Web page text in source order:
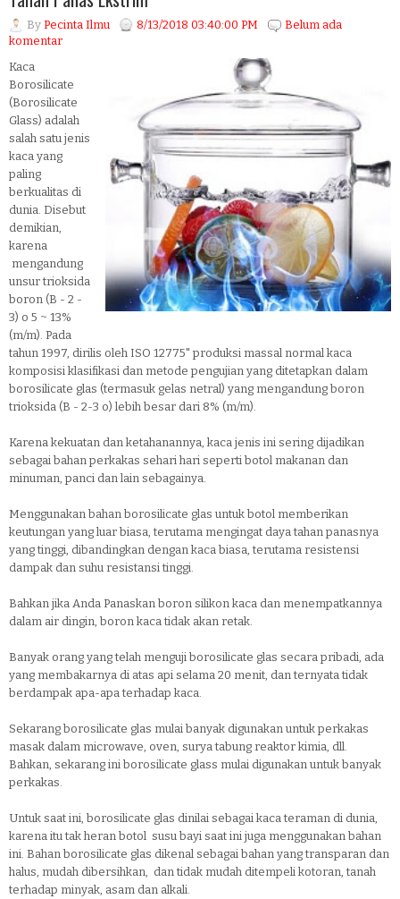
By Pecinta Ilmu 8/13/2018 03:40:00 PM
Belum ada
komentar
Kaca
Borosilicate
(Borosilicate
Glass) adalah
salah satu jenis
kaca yang
paling
berkualitas di
dunia. Disebut
demikian,
karena
mengandung
unsur trioksida
boron (B - 2 -
3) o 5 ~ 13%
(m/m). Pada
tahun 1997, dirilis oleh ISO 12775" produksi massal normal kaca
komposisi klasifikasi dan metode pengujian yang ditetapkan dalam
borosilicate glas (termasuk gelas netral) yang mengandung boron
trioksida (B - 2-3 o) lebih besar dari 8% (m/m).
Karena kekuatan dan ketahanannya, kaca jenis ini sering dijadikan
sebagai bahan perkakas sehari hari seperti botol makanan dan
minuman, panci dan lain sebagainya.
Menggunakan bahan borosilicate glas untuk botol memberikan
keutungan yang luar biasa, terutama mengingat daya tahan panasnya
yang tinggi, dibandingkan dengan kaca biasa, terutama resistensi
dampak dan suhu resistansi tinggi.
Bahkan jika Anda Panaskan boron silikon kaca dan menempatkannya
dalam air dingin, boron kaca tidak akan retak.
Banyak orang yang telah menguji borosilicate glas secara pribadi, ada
yang membakarnya di atas api selama 20 menit, dan ternyata tidak
berdampak apa-apa terhadap kaca.
Sekarang borosilicate glas mulai banyak digunakan untuk perkakas
masak dalam microwave, oven, surya tabung reaktor kimia, dll.
Bahkan, sekarang ini borosilicate glass mulai digunakan untuk banyak
perkakas.
Untuk saat ini, borosilicate glas dinilai sebagai kaca teraman di dunia,
karena itu tak heran botol susu bayi saat ini juga menggunakan bahan
ini. Bahan borosilicate glas dikenal sebagai bahan yang transparan dan
halus, mudah dibersihkan, dan tidak mudah ditempeli kotoran, tanah
terhadap minyak, asam dan alkali.